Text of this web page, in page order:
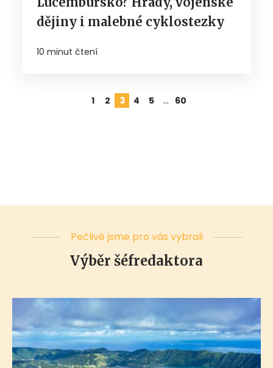
dějiny i malebné cyklostezky
10 minut čtení
1 2 3 4 5 … 60
Pečlivě jsme pro vás vybrali
Výběr šéfredaktora